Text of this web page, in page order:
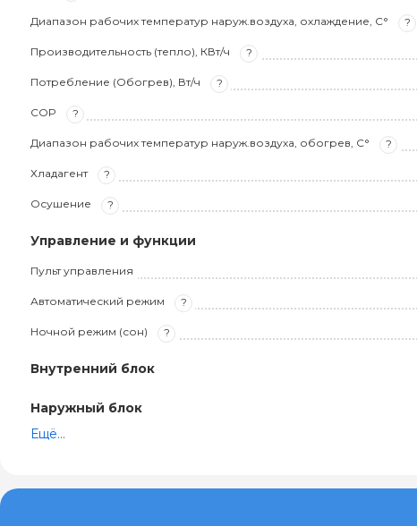
Диапазон рабочих температур наруж.воздуха, охлаждение, С° ?
Производительность (тепло), КВт/ч ?
Потребление (Обогрев), Вт/ч ?
COP ?
Диапазон рабочих температур наруж.воздуха, обогрев, С° ?
Хладагент ?
Осушение ?
Управление и функции
Пульт управления
Автоматический режим ?
Ночной режим (сон) ?
Внутренний блок
Наружный блок
Ещё...